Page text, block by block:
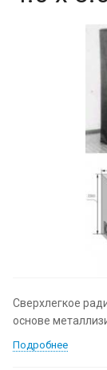
Сверхлегкое
основе
Подробнее